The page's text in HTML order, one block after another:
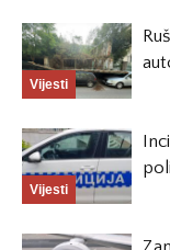
Vijesti
Vijesti